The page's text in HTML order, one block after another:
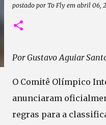
postado por To Fly em abril 06,
Por Gustavo Aguiar
O Comitê Olímpico
anunciaram
regras para a